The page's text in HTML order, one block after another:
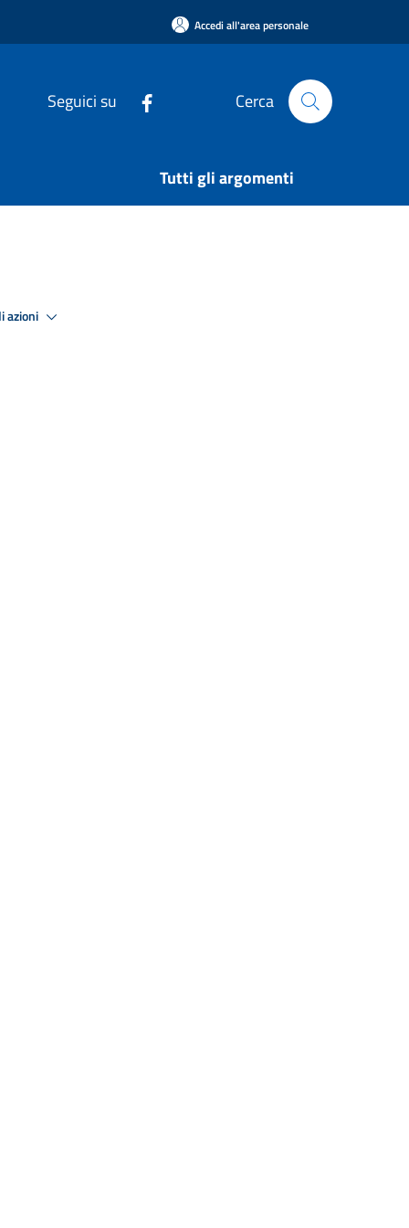
Accedi all'area personale
Seguici su Cerca
Tutti gli argomenti
azioni